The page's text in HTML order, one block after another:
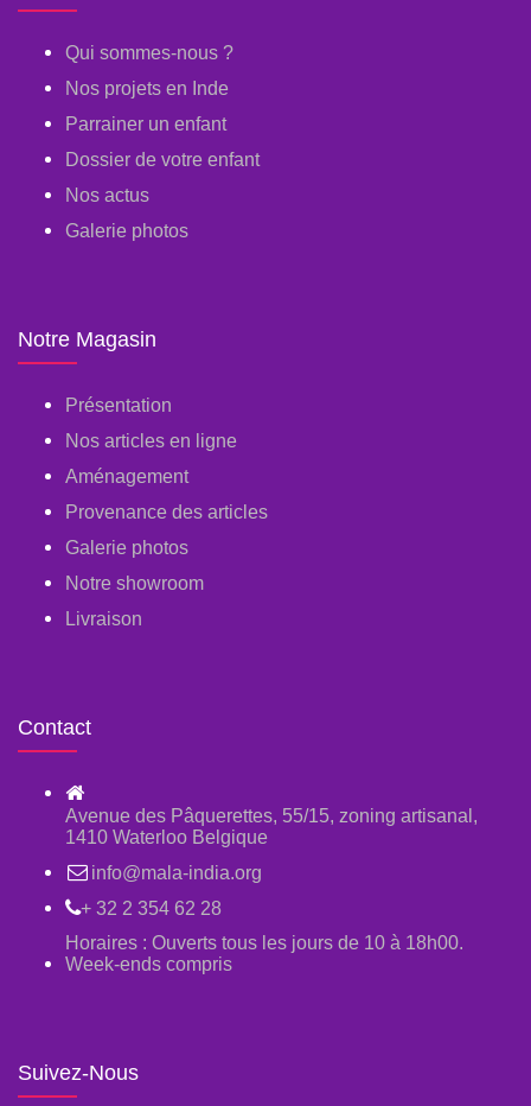
Qui sommes-nous ?
Nos projets en Inde
Parrainer un enfant
Dossier de votre enfant
Nos actus
Galerie photos
Notre Magasin
Présentation
Nos articles en ligne
Aménagement
Provenance des articles
Galerie photos
Notre showroom
Livraison
Contact
Avenue des Pâquerettes, 55/15, zoning artisanal,
1410 Waterloo Belgique
info@mala-india.org
+ 32 2 354 62 28
Horaires : Ouverts tous les jours de 10 à 18h00.
Week-ends compris
Suivez-Nous